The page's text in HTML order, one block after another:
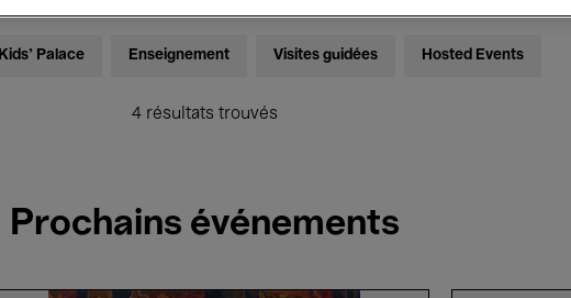
Kids’ Palace Enseignement Visites guidées Hosted Events
4 résultats trouvés
Prochains événements